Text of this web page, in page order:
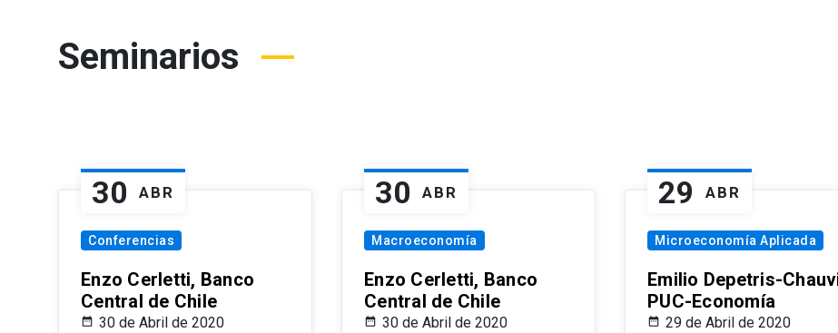
Seminarios
30 ABR
Conferencias
Enzo Cerletti, Banco
Central de Chile
30 de Abril de 2020
30 ABR
Macroeconomía
Enzo Cerletti, Banco
Central de Chile
30 de Abril de 2020
29 ABR
Microeconomía Aplicada
Emilio Depetris-
PUC-Economía
29 de Abril de 2020